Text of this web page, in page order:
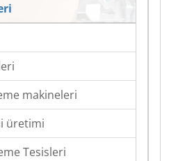
makineleri
üretimi
Tesisleri